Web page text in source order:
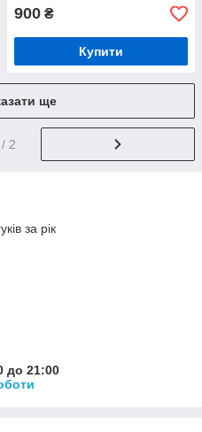
900 ₴
Купити
ще
/ 2
за рік
до 21:00